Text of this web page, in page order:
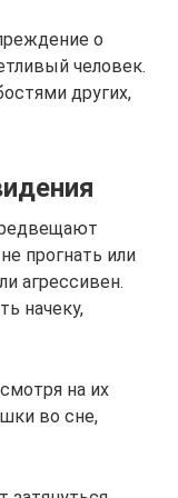
о
человек.
других,
прогнать или
агрессивен.
начеку,
на их
во сне,